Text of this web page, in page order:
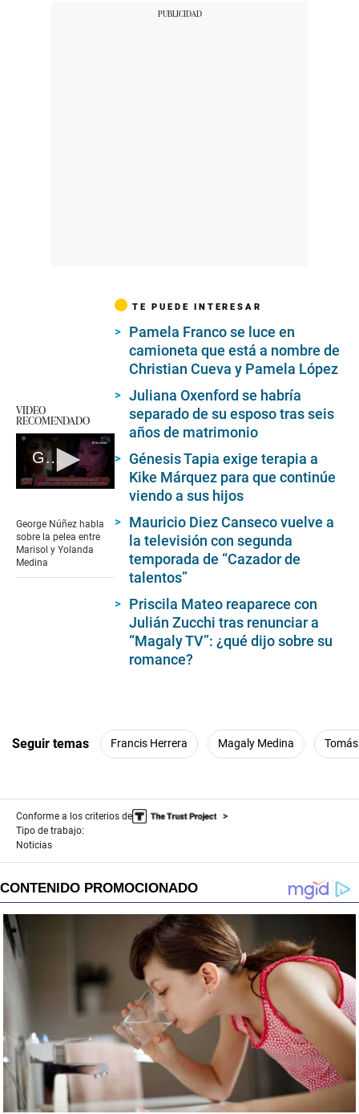
VIDEO
RECOMENDADO
George Núñez habla sobre la pelea entre Marisol y Yolanda Medina
of
2
minutes,
17
George Núñez habla
sobre la pelea entre
Marisol y Yolanda
Medina
TE PUEDE INTERESAR
Pamela Franco se luce en
camioneta que está a nombre de
Christian Cueva y Pamela López
Juliana Oxenford se habría
separado de su esposo tras seis
años de matrimonio
Génesis Tapia exige terapia a
Kike Márquez para que continúe
viendo a sus hijos
Mauricio Diez Canseco vuelve a
la televisión con segunda
temporada de “Cazador de
talentos”
Priscila Mateo reaparece con
Julián Zucchi tras renunciar a
“Magaly TV”: ¿qué dijo sobre su
romance?
Seguir temas Francis Herrera Magaly Medina
Conforme a los criterios de
Tipo de trabajo:
Noticias